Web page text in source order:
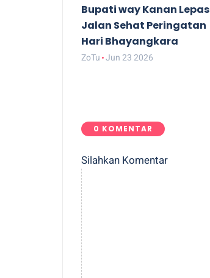
Bupati way Kanan Lepas
Jalan Sehat Peringatan
Hari Bhayangkara
ZoTu Jun 23 2026
0 KOMENTAR
Silahkan Komentar